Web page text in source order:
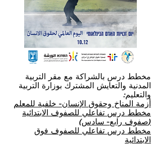
مخطط درس بالشراكة مع مقر التربية
المدنية والتعايش المشترك بوزارة التربية
والتعليم:
أزمة المناخ وحقوق الإنسان- خلفية للمعلم
مخطط درس تفاعلي للصفوف الابتدائية
(صفوف رابع- سادس)
مخطط درس تفاعلي للصفوف فوق
الابتدائية